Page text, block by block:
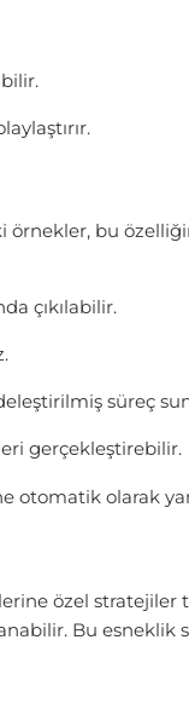
bu
çıkılabilir.
süreç
gerçekleştirebilir.
otomatik olarak
özel stratejiler
Bu esneklik